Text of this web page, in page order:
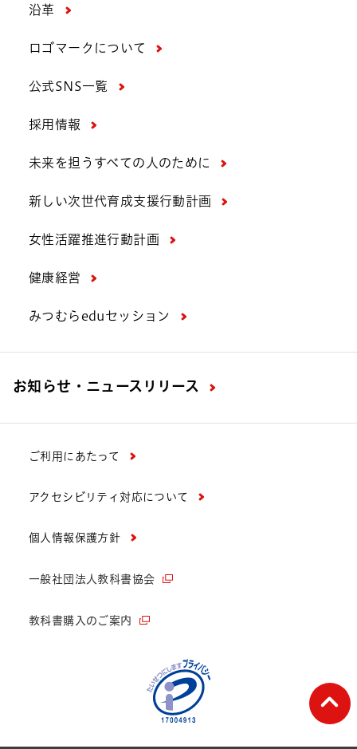
沿革
ロゴマークについて
公式SNS一覧
採用情報
未来を担うすべての人のために
新しい次世代育成支援行動計画
女性活躍推進行動計画
健康経営
みつむらeduセッション
お知らせ・ニュースリリース
ご利用にあたって
アクセシビリティ対応について
個人情報保護方針
一般社団法人教科書協会
教科書購入のご案内
ペ